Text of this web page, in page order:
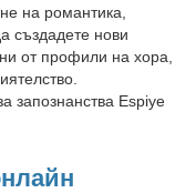
на романтика,
създадете нови
от профили на хора,
запознанства Espiye